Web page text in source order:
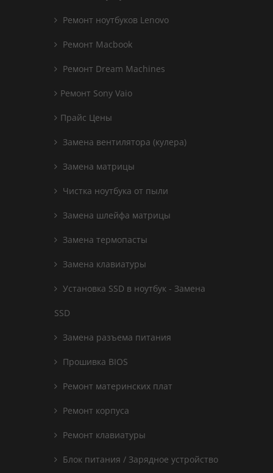
Ремонт ноутбуков Lenovo
Ремонт Macbook
Ремонт Dream Machines
Ремонт Sony Vaio
Прайс Цены
Замена вентилятора (кулера)
Замена матрицы
Чистка ноутбука от пыли
Замена шлейфа матрицы
Замена термопасты
Замена клавиатуры
Установка SSD в ноутбук - Замена
SSD
Замена разъема питания
Прошивка BIOS
Ремонт материнских плат
Ремонт корпуса
Ремонт клавиатуры
Блок питания / Зарядное устройство